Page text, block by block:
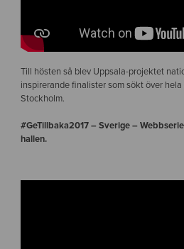
Till hösten så blev Uppsala-projektet
inspirerande finalister som sökt över
Stockholm.
#GeTillbaka2017 – Sverige –
hallen.